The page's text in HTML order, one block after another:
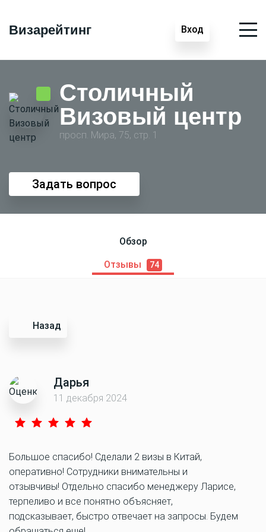
Визарейтинг Вход
Столичный
Визовый центр
просп. Мира, 75, стр. 1
Задать вопрос
Обзор
Отзывы 74
Назад
Дарья
11 декабря 2024
Большое спасибо! Сделали 2 визы в Китай,
оперативно! Сотрудники внимательны и
отзывчивы! Отдельно спасибо менеджеру Ларисе,
терпеливо и все понятно объясняет,
подсказывает, быстро отвечает на запросы. Будем